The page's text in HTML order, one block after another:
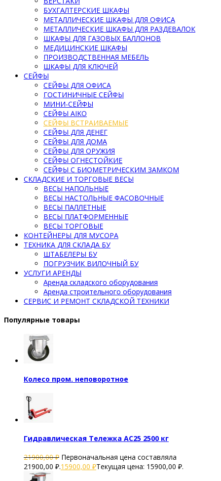
БУХГАЛТЕРСКИЕ ШКАФЫ
МЕТАЛЛИЧЕСКИЕ ШКАФЫ ДЛЯ ОФИСА
МЕТАЛЛИЧЕСКИЕ ШКАФЫ ДЛЯ РАЗДЕВАЛОК
ШКАФЫ ДЛЯ ГАЗОВЫХ БАЛЛОНОВ
МЕДИЦИНСКИЕ ШКАФЫ
ПРОИЗВОДСТВЕННАЯ МЕБЕЛЬ
ШКАФЫ ДЛЯ КЛЮЧЕЙ
СЕЙФЫ
СЕЙФЫ ДЛЯ ОФИСА
ГОСТИНИЧНЫЕ СЕЙФЫ
МИНИ-СЕЙФЫ
СЕЙФЫ AIKO
СЕЙФЫ ВСТРАИВАЕМЫЕ
СЕЙФЫ ДЛЯ ДЕНЕГ
СЕЙФЫ ДЛЯ ДОМА
СЕЙФЫ ДЛЯ ОРУЖИЯ
СЕЙФЫ ОГНЕСТОЙКИЕ
СЕЙФЫ С БИОМЕТРИЧЕСКИМ ЗАМКОМ
СКЛАДСКИЕ И ТОРГОВЫЕ ВЕСЫ
ВЕСЫ НАПОЛЬНЫЕ
ВЕСЫ НАСТОЛЬНЫЕ ФАСОВОЧНЫЕ
ВЕСЫ ПАЛЛЕТНЫЕ
ВЕСЫ ПЛАТФОРМЕННЫЕ
ВЕСЫ ТОРГОВЫЕ
КОНТЕЙНЕРЫ ДЛЯ МУСОРА
ТЕХНИКА ДЛЯ СКЛАДА БУ
ШТАБЕЛЕРЫ БУ
ПОГРУЗЧИК ВИЛОЧНЫЙ БУ
УСЛУГИ АРЕНДЫ
Аренда складского оборудования
Аренда строительного оборудования
СЕРВИС И РЕМОНТ СКЛАДСКОЙ ТЕХНИКИ
Популярные товары
Колесо пром. неповоротное
Гидравлическая Тележка AC25 2500 кг
21900,00₽ Первоначальная цена составляла
21900,00 ₽.15900,00 ₽Текущая цена: 15900,00 ₽.